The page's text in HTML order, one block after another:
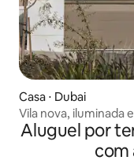
Casa ⋅ Dubai
Vila nova, iluminada
Furjan
Aluguel por
com